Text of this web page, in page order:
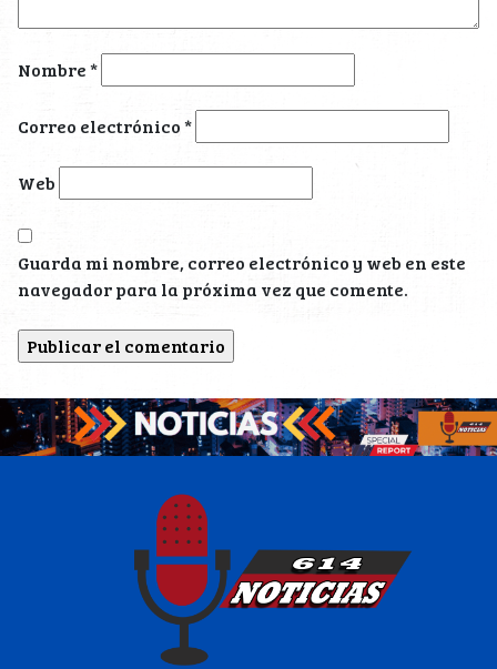
Nombre*
Correo electrónico*
Web
Guarda mi nombre, correo electrónico y web en este
navegador para la próxima vez que comente.